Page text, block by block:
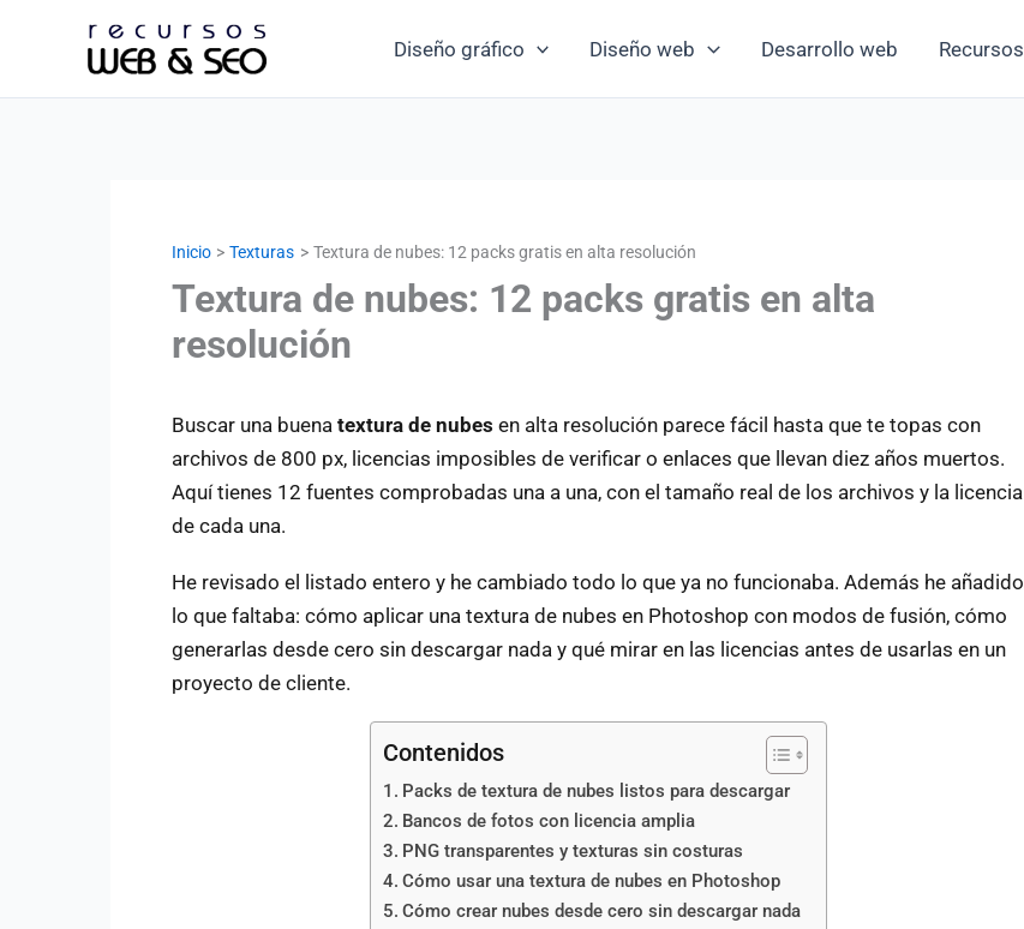
Diseño gráfico Diseño web Desarrollo web Recursos
Inicio Texturas Textura de nubes: 12 packs gratis en alta resolución
Textura de nubes: 12 packs gratis en alta
resolución
Buscar una buena textura de nubes en alta resolución parece fácil hasta que te topas con
archivos de 800 px, licencias imposibles de verificar o enlaces que llevan diez años muertos.
Aquí tienes 12 fuentes comprobadas una a una, con el tamaño real de los archivos y la licencia
de cada una.
He revisado el listado entero y he cambiado todo lo que ya no funcionaba. Además he añadido
lo que faltaba: cómo aplicar una textura de nubes en Photoshop con modos de fusión, cómo
generarlas desde cero sin descargar nada y qué mirar en las licencias antes de usarlas en un
proyecto de cliente.
Contenidos
Packs de textura de nubes listos para descargar
Bancos de fotos con licencia amplia
PNG transparentes y texturas sin costuras
Cómo usar una textura de nubes en Photoshop
Cómo crear nubes desde cero sin descargar nada